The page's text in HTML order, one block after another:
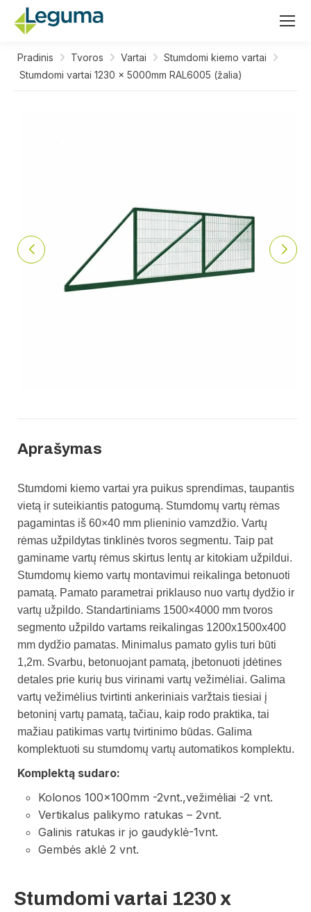
Pradinis Tvoros Vartai
Stumdomi kiemo vartai
Stumdomi vartai 1230 x 5000mm RAL6005 (žalia)
Aprašymas
Stumdomi kiemo vartai yra puikus sprendimas, taupantis
vietą ir suteikiantis patogumą. Stumdomų vartų rėmas
pagamintas iš 60×40 mm plieninio vamzdžio. Vartų
rėmas užpildytas tinklinės tvoros segmentu. Taip pat
gaminame vartų rėmus skirtus lentų ar kitokiam užpildui.
Stumdomų kiemo vartų montavimui reikalinga betonuoti
pamatą. Pamato parametrai priklauso nuo vartų dydžio ir
vartų užpildo. Standartiniams 1500×4000 mm tvoros
segmento užpildo vartams reikalingas 1200x1500x400
mm dydžio pamatas. Minimalus pamato gylis turi būti
1,2m. Svarbu, betonuojant pamatą, įbetonuoti įdėtines
detales prie kurių bus virinami vartų vežimėliai. Galima
vartų vežimėlius tvirtinti ankeriniais varžtais tiesiai į
betoninį vartų pamatą, tačiau, kaip rodo praktika, tai
mažiau patikimas vartų tvirtinimo būdas. Galima
komplektuoti su stumdomų vartų automatikos komplektu.
Komplektą sudaro:
Kolonos 100x100mm -2vnt.,vežimėliai -2 vnt.
Vertikalus palikymo ratukas – 2vnt.
Galinis ratukas ir jo gaudyklė-1vnt.
Gembės aklė 2 vnt.
Stumdomi vartai 1230 x